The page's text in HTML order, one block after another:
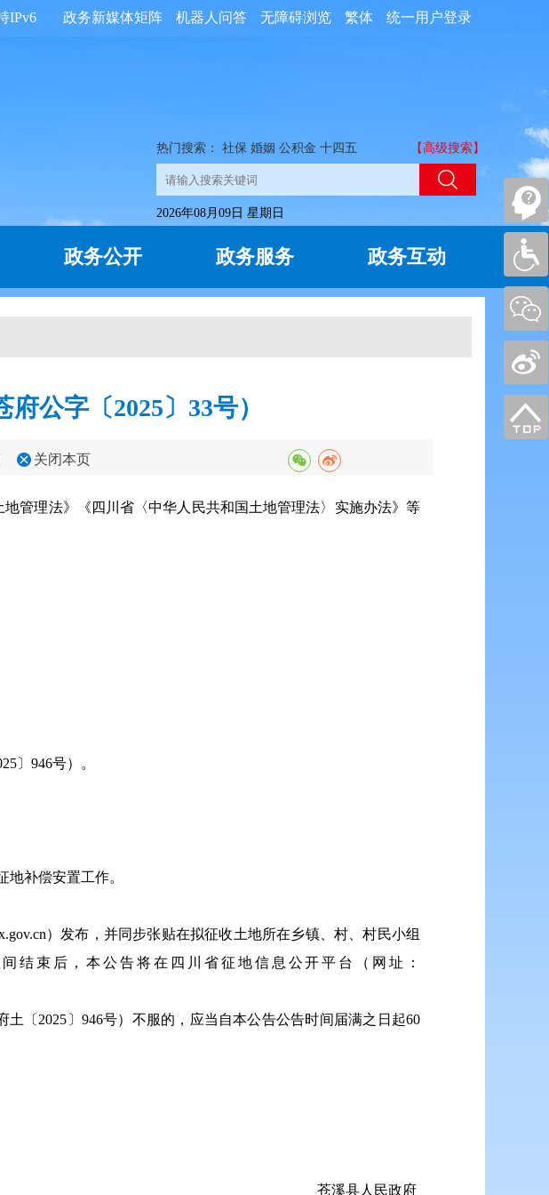
统一用户登录
繁体
无障碍浏览
机器人问答
政务新媒体矩阵
IPv6
热门搜索： 社保 婚姻 公积金 十四五 【高级搜索】
2026年08月09日 星期日
政务公开 政务服务 政务互动
公字〔2025〕33号）
关闭本页
管理法》《四川省〈中华人民共和国土地管理法〉实施办法》等
〕946号）。
补偿安置工作。
）发布，并同步张贴在拟征收土地所在乡镇、村、村民小组
结束后，本公告将在四川省征地信息公开平台（网址：
〔2025〕946号）不服的，应当自本公告公告时间届满之日起60
苍溪县人民政府